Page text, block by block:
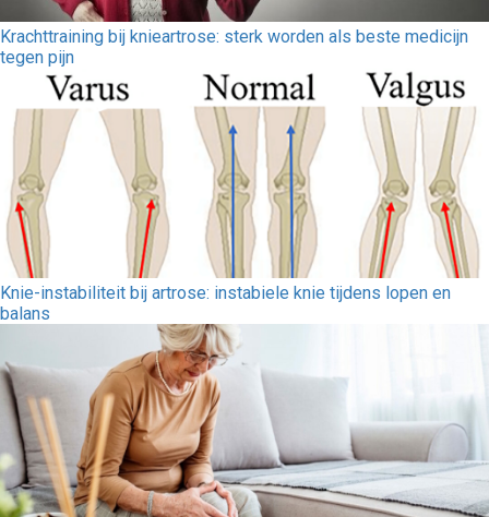
Krachttraining bij knieartrose: sterk worden als beste medicijn
tegen pijn
Knie-instabiliteit bij artrose: instabiele knie tijdens lopen en
balans